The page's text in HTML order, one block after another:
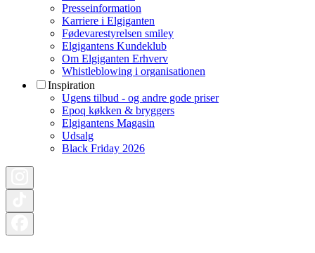
Presseinformation
Karriere i Elgiganten
Fødevarestyrelsen smiley
Elgigantens Kundeklub
Om Elgiganten Erhverv
Whistleblowing i organisationen
Inspiration
Ugens tilbud - og andre gode priser
Epoq køkken & bryggers
Elgigantens Magasin
Udsalg
Black Friday 2026